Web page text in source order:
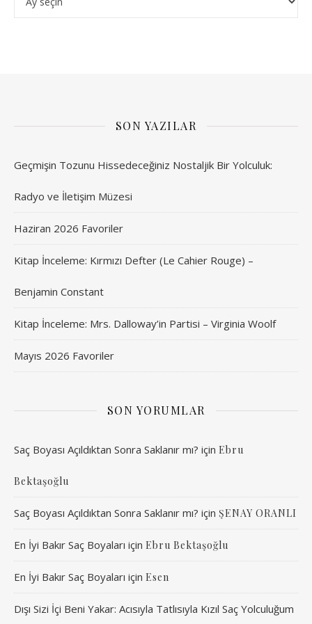
SON YAZILAR
Geçmişin Tozunu Hissedeceğiniz Nostaljik Bir Yolculuk:
Radyo ve İletişim Müzesi
Haziran 2026 Favoriler
Kitap İnceleme: Kırmızı Defter (Le Cahier Rouge) –
Benjamin Constant
Kitap İnceleme: Mrs. Dalloway’in Partisi – Virginia Woolf
Mayıs 2026 Favoriler
SON YORUMLAR
Saç Boyası Açıldıktan Sonra Saklanır mı? için Ebru
Bektaşoğlu
Saç Boyası Açıldıktan Sonra Saklanır mı? için ŞENAY ORANLI
En İyi Bakır Saç Boyaları için Ebru Bektaşoğlu
En İyi Bakır Saç Boyaları için Esen
Dışı Sizi İçi Beni Yakar: Acısıyla Tatlısıyla Kızıl Saç Yolculuğum